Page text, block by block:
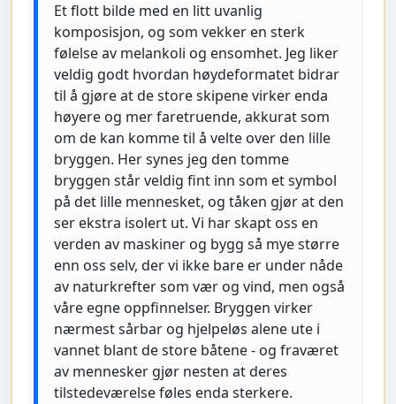
Et flott bilde med en litt uvanlig
komposisjon, og som vekker en sterk
følelse av melankoli og ensomhet. Jeg liker
veldig godt hvordan høydeformatet bidrar
til å gjøre at de store skipene virker enda
høyere og mer faretruende, akkurat som
om de kan komme til å velte over den lille
bryggen. Her synes jeg den tomme
bryggen står veldig fint inn som et symbol
på det lille mennesket, og tåken gjør at den
ser ekstra isolert ut. Vi har skapt oss en
verden av maskiner og bygg så mye større
enn oss selv, der vi ikke bare er under nåde
av naturkrefter som vær og vind, men også
våre egne oppfinnelser. Bryggen virker
nærmest sårbar og hjelpeløs alene ute i
vannet blant de store båtene - og fraværet
av mennesker gjør nesten at deres
tilstedeværelse føles enda sterkere.